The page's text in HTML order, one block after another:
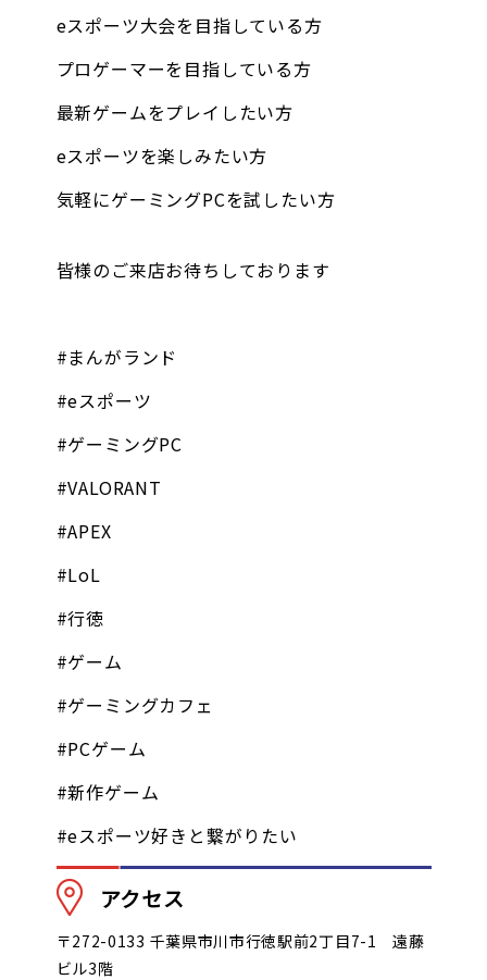
eスポーツ大会を目指している方
プロゲーマーを目指している方
最新ゲームをプレイしたい方
eスポーツを楽しみたい方
気軽にゲーミングPCを試したい方
皆様のご来店お待ちしております
#まんがランド
#eスポーツ
#ゲーミングPC
#VALORANT
#APEX
#LoL
#行徳
#ゲーム
#ゲーミングカフェ
#PCゲーム
#新作ゲーム
#eスポーツ好きと繋がりたい
アクセス
〒272-0133 千葉県市川市行徳駅前2丁目7-1 遠藤
ビル3階